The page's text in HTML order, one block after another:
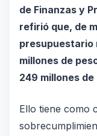
de Finanzas y
refirió que, de
presupuestario
millones de
249 millones de
Ello tiene como